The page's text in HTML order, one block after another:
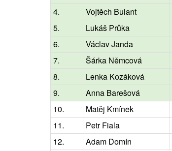
4.
Vojtěch Bulant
5.
Lukáš Průka
6.
Václav Janda
7.
Šárka Němcová
8.
Lenka Kozáková
9.
Anna Barešová
10.
Matěj Kmínek
11.
Petr Fiala
12.
Adam Domín